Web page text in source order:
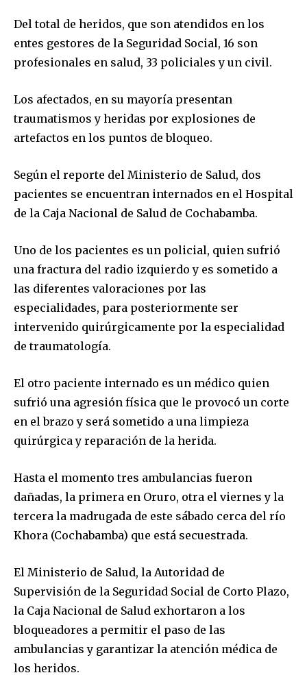
SUBSCRIBERS and be part of the
conversation.
To subscribe, simply enter your email address on our website
or click the subscribe button below. Don't worry, we respect
safe with us.
Del total de heridos, que son atendidos en los
entes gestores de la Seguridad Social, 16 son
profesionales en salud, 33 policiales y un civil.
Los afectados, en su mayoría presentan
traumatismos y heridas por explosiones de
artefactos en los puntos de bloqueo.
Según el reporte del Ministerio de Salud, dos
pacientes se encuentran internados en el Hospital
de la Caja Nacional de Salud de Cochabamba.
Uno de los pacientes es un policial, quien sufrió
una fractura del radio izquierdo y es sometido a
las diferentes valoraciones por las
especialidades, para posteriormente ser
intervenido quirúrgicamente por la especialidad
de traumatología.
El otro paciente internado es un médico quien
sufrió una agresión física que le provocó un corte
en el brazo y será sometido a una limpieza
quirúrgica y reparación de la herida.
Hasta el momento tres ambulancias fueron
dañadas, la primera en Oruro, otra el viernes y la
tercera la madrugada de este sábado cerca del río
Khora (Cochabamba) que está secuestrada.
El Ministerio de Salud, la Autoridad de
Supervisión de la Seguridad Social de Corto Plazo,
la Caja Nacional de Salud exhortaron a los
bloqueadores a permitir el paso de las
ambulancias y garantizar la atención médica de
los heridos.